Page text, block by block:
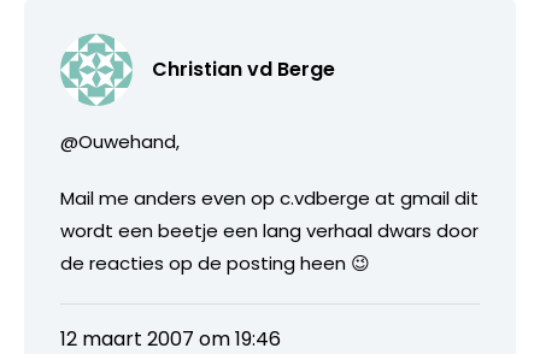
Christian vd Berge
@Ouwehand,
Mail me anders even op c.vdberge at gmail dit
wordt een beetje een lang verhaal dwars door
de reacties op de posting heen 😉
12 maart 2007 om 19:46